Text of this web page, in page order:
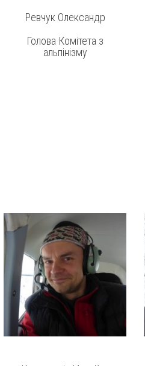
Ревчук Олександр
Голова Комітета з
альпінізму